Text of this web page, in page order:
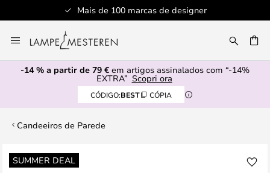
Mais de 100 marcas de designer
para
o
Conteúdo
-14 % a partir de 79 € em artigos assinalados com “-14%
EXTRA” Scopri ora
CÓDIGO:BEST CÓPIA
Candeeiros de Parede
SUMMER DEAL
Saltar
para